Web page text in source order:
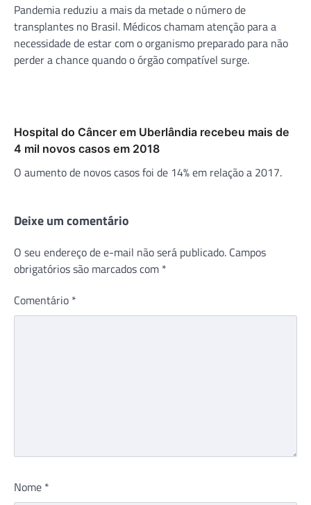
Pandemia reduziu a mais da metade o número de
transplantes no Brasil. Médicos chamam atenção para a
necessidade de estar com o organismo preparado para não
perder a chance quando o órgão compatível surge.
Hospital do Câncer em Uberlândia recebeu mais de
4 mil novos casos em 2018
O aumento de novos casos foi de 14% em relação a 2017.
Deixe um comentário
O seu endereço de e-mail não será publicado. Campos
obrigatórios são marcados com *
Comentário *
Nome *